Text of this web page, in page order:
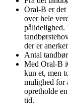
Oral-B er det
over hele
pålidelighed.
der er
Antal
Med Oral-B
kun et, men
mulighed for
opretholde
tid.